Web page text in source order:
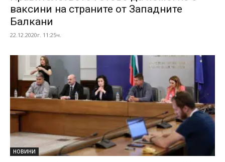
ваксини на страните от Западните
Балкани
22.12.2020г. 11:25ч.
НОВИНИ